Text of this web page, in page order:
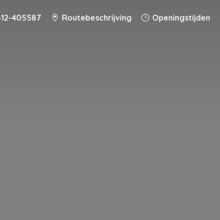
405587 Routebeschrijving Openingstijden